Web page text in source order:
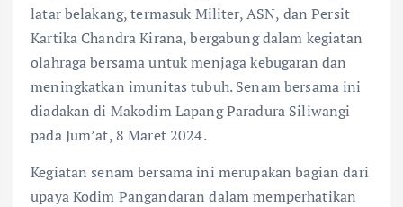
latar belakang, termasuk Militer, ASN, dan Persit
Kartika Chandra Kirana, bergabung dalam kegiatan
olahraga bersama untuk menjaga kebugaran dan
meningkatkan imunitas tubuh. Senam bersama ini
diadakan di Makodim Lapang Paradura Siliwangi
pada Jum’at, 8 Maret 2024.
Kegiatan senam bersama ini merupakan bagian dari
upaya Kodim Pangandaran dalam memperhatikan